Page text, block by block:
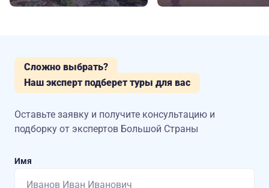
Сложно выбрать?
Наш эксперт подберет туры для вас
Оставьте заявку и получите консультацию и
подборку от экспертов Большой Страны
Имя